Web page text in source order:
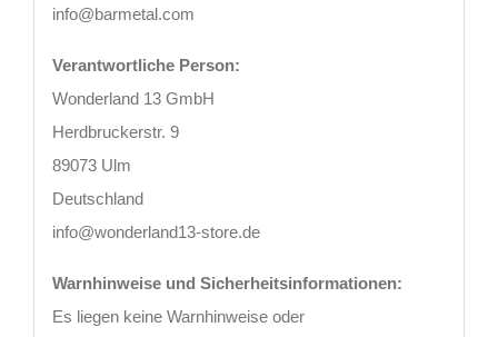
info@barmetal.com
Verantwortliche Person:
Wonderland 13 GmbH
Herdbruckerstr. 9
89073 Ulm
Deutschland
info@wonderland13-store.de
Warnhinweise und Sicherheitsinformationen:
Es liegen keine Warnhinweise oder